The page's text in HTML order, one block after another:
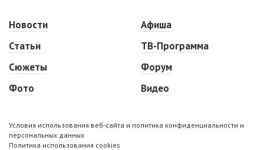
Новости
Статьи
Сюжеты
Фото
Афиша
ТВ-Программа
Форум
Видео
Условия использования веб-сайта и политика конфиденциальности и
персональных данных
Политика использования cookies